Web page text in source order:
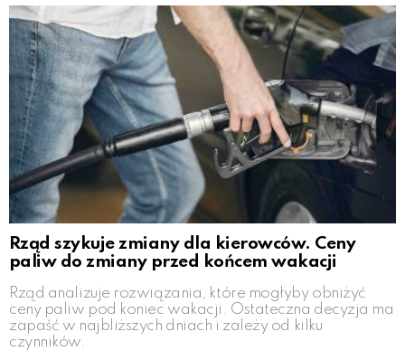
Rząd szykuje zmiany dla kierowców. Ceny
paliw do zmiany przed końcem wakacji
Rząd analizuje rozwiązania, które mogłyby obniżyć
ceny paliw pod koniec wakacji. Ostateczna decyzja ma
zapaść w najbliższych dniach i zależy od kilku
czynników.